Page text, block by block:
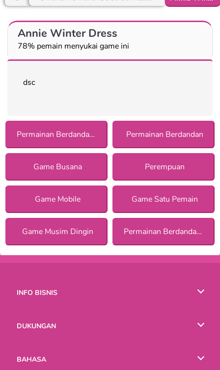
Annie Winter Dress
78% pemain menyukai game ini
dsc
Permainan Berdandan Kasual bagi Anak Perempuan Permainan Berdandan
Game Busana Perempuan
Game Mobile Game Satu Pemain
Game Musim Dingin Permainan Berdandan di Musim Dingin bagi Anak Perempuan
INFO BISNIS
DUKUNGAN
BAHASA